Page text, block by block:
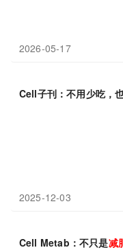
2026-05-17
Cell子刊：不用少吃，
2025-12-03
Cell Metab：不只是减